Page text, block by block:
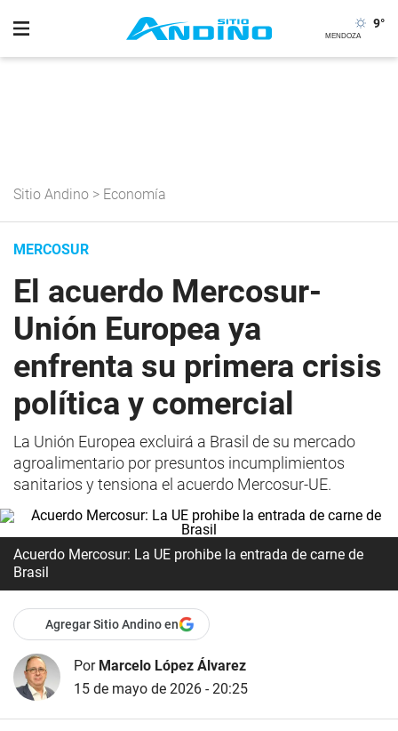
9°
Sitio Andino > Economía
MERCOSUR
El acuerdo Mercosur-
Unión Europea ya
enfrenta su primera crisis
política y comercial
La Unión Europea excluirá a Brasil de su mercado
agroalimentario por presuntos incumplimientos
sanitarios y tensiona el acuerdo Mercosur-UE.
Acuerdo Mercosur: La UE prohibe la entrada de carne de
Brasil
Agregar Sitio Andino en
Por Marcelo López Álvarez
15 de mayo de 2026 - 20:25